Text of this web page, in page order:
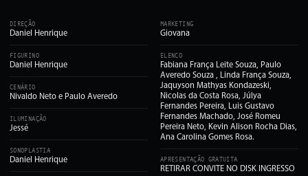
DIREÇÃO
Daniel Henrique
FIGURINO
Daniel Henrique
CENÁRIO
Nivaldo Neto e Paulo Averedo
ILUMINAÇÃO
Jessé
SONOPLASTIA
Daniel Henrique
MARKETING
Giovana
ELENCO
Fabiana França Leite Souza, Paulo
Averedo Souza , Linda França Souza,
Jaquyson Mathyas Kondazeski,
Nicolas da Costa Rosa, Júlya
Fernandes Pereira, Luis Gustavo
Fernandes Machado, José Romeu
Pereira Neto, Kevin Alison Rocha Dias,
Ana Carolina Gomes Rosa.
APRESENTAÇÃO GRATUITA
RETIRAR CONVITE NO DISK INGRESSO